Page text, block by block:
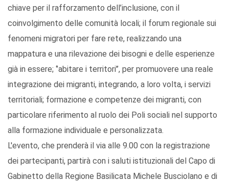
chiave per il rafforzamento dell’inclusione, con il
coinvolgimento delle comunità locali; il forum regionale sui
fenomeni migratori per fare rete, realizzando una
mappatura e una rilevazione dei bisogni e delle esperienze
già in essere; ‘’abitare i territori’’, per promuovere una reale
integrazione dei migranti, integrando, a loro volta, i servizi
territoriali; formazione e competenze dei migranti, con
particolare riferimento al ruolo dei Poli sociali nel supporto
alla formazione individuale e personalizzata.
L'evento, che prenderà il via alle 9.00 con la registrazione
dei partecipanti, partirà con i saluti istituzionali del Capo di
Gabinetto della Regione Basilicata Michele Busciolano e di